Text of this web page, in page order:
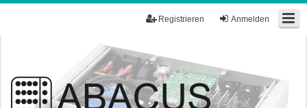
Anmelden
Registrieren